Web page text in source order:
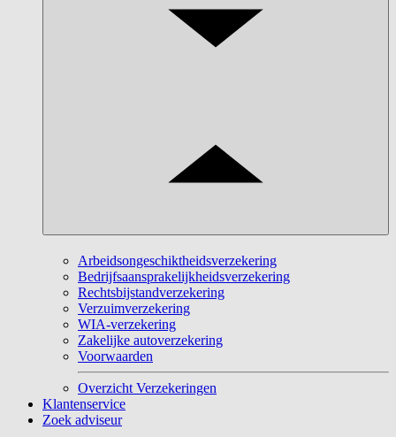
Arbeidsongeschiktheidsverzekering
Bedrijfsaansprakelijkheidsverzekering
Rechtsbijstandverzekering
Verzuimverzekering
WIA-verzekering
Zakelijke autoverzekering
Voorwaarden
Overzicht Verzekeringen
Klantenservice
Zoek adviseur